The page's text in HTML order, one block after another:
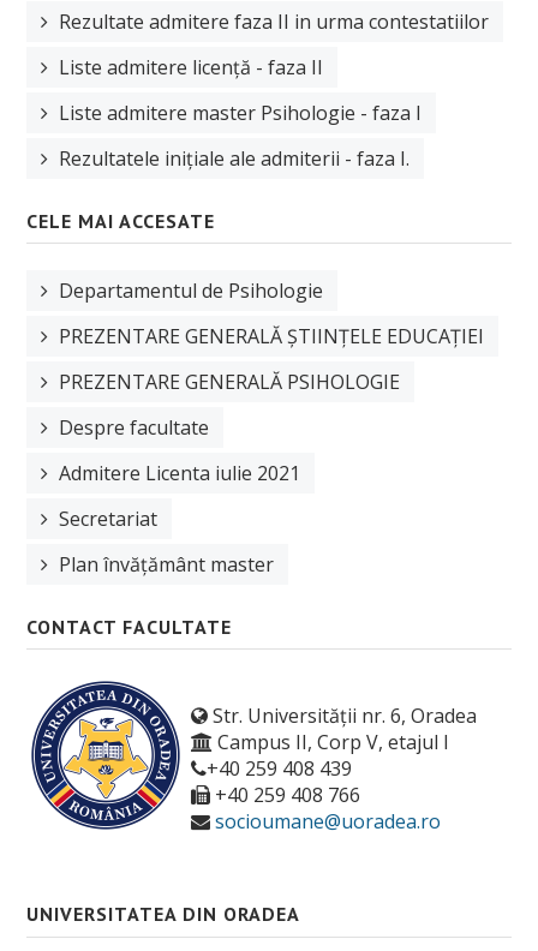
Rezultate admitere faza II in urma contestatiilor
Liste admitere licență - faza II
Liste admitere master Psihologie - faza I
Rezultatele inițiale ale admiterii - faza I.
CELE MAI ACCESATE
Departamentul de Psihologie
PREZENTARE GENERALĂ ȘTIINȚELE EDUCAȚIEI
PREZENTARE GENERALĂ PSIHOLOGIE
Despre facultate
Admitere Licenta iulie 2021
Secretariat
Plan învățământ master
CONTACT FACULTATE
Str. Universității nr. 6, Oradea
Campus II, Corp V, etajul I
+40 259 408 439
+40 259 408 766
socioumane@uoradea.ro
UNIVERSITATEA DIN ORADEA